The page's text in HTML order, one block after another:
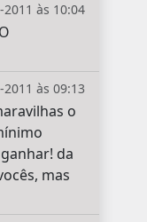
2011 às 10:04
2011 às 09:13
o
da
mas